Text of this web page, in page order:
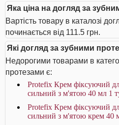
Яка ціна на догляд за
Вартість товару в каталозі
починається від 111.5 грн.
Які догляд за зубними
Недорогими товарами в
протезами є:
Protefix Крем фіксуючий
сильний з м'ятою 40 мл 1
Protefix Крем фіксуючий
сильний з м'ятою крем 40